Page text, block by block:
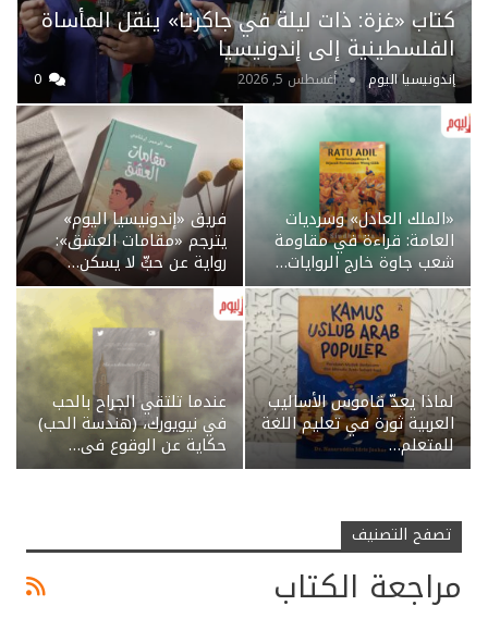
كتاب «غزة: ذات ليلة في جاكرتا» ينقل المأساة
الفلسطينية إلى إندونيسيا
إندونيسيا اليوم أغسطس 5, 2026
«الملك العادل» وسرديات
العامة: قراءة في مقاومة
شعب جاوة خارج الروايات…
فريق «إندونيسيا اليوم»
يترجم «مقامات العشق»:
رواية عن حبٍّ لا يسكن…
لماذا يعدّ قاموس الأساليب
العربية ثورة في تعليم اللغة
للمتعلم…
عندما تلتقي الجراح بالحب
في نيويورك، (هندسة الحب)
حكاية عن الوقوع في…
تصفح التصنيف
مراجعة الكتاب